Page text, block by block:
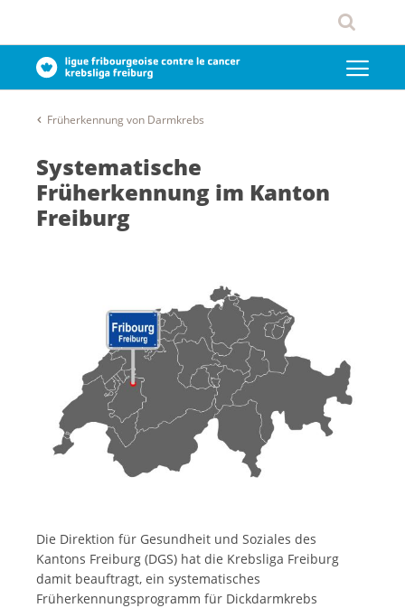
Früherkennung von Darmkrebs
Systematische
Früherkennung im Kanton
Freiburg
Die Direktion für Gesundheit und Soziales des
Kantons Freiburg (DGS) hat die Krebsliga Freiburg
damit beauftragt, ein systematisches
Früherkennungsprogramm für Dickdarmkrebs